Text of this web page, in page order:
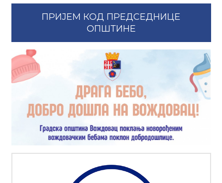
ПРИЈЕМ КОД ПРЕДСЕДНИЦЕ
ОПШТИНЕ